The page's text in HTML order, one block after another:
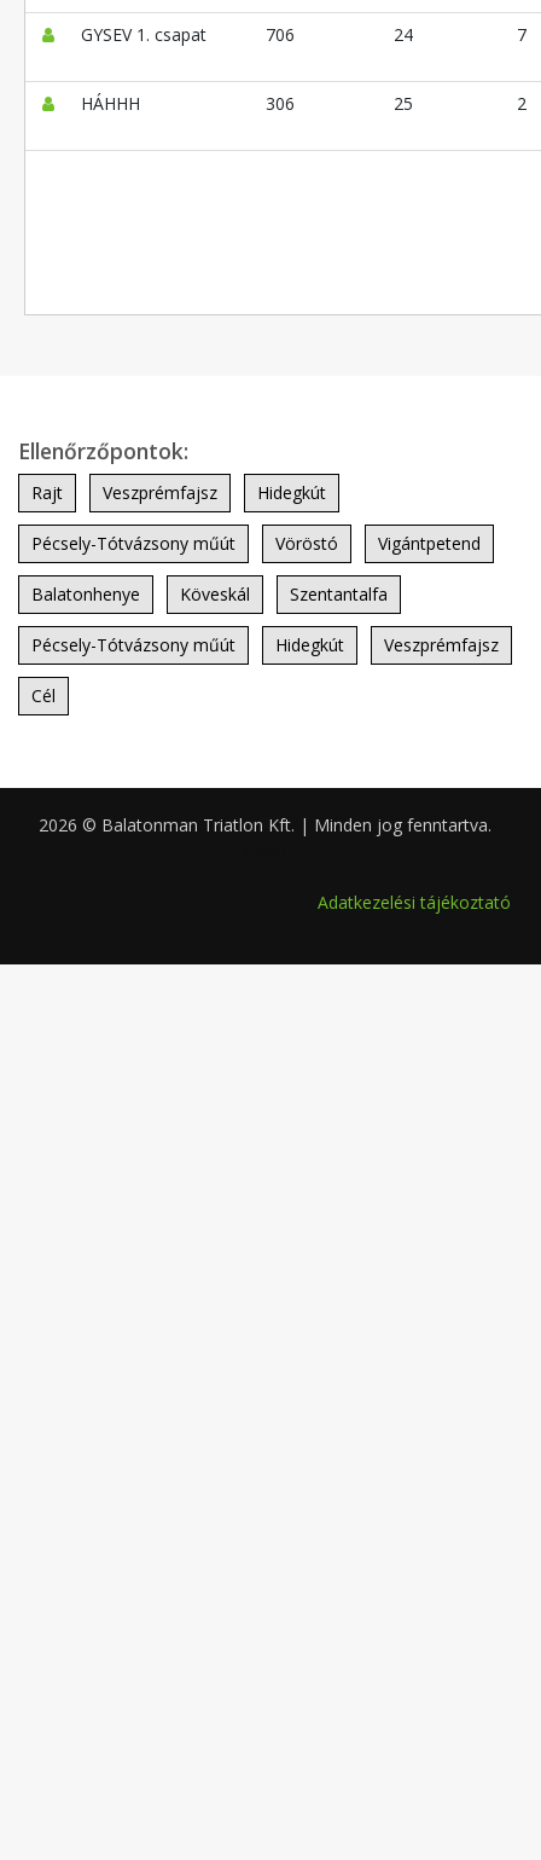
GYSEV 1. csapat 706 24 7
HÁHHH 306 25 2
Ellenőrzőpontok:
Rajt Veszprémfajsz Hidegkút
Pécsely-Tótvázsony műút Vöröstó Vigántpetend
Balatonhenye Köveskál Szentantalfa
Pécsely-Tótvázsony műút Hidegkút Veszprémfajsz
Cél
2026 © Balatonman Triatlon Kft. | Minden jog fenntartva.
Adatkezelési tájékoztató